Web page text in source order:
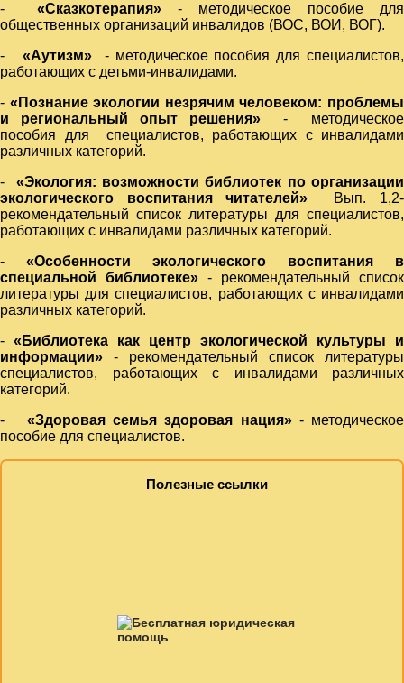
- «Сказкотерапия» - методическое пособие для
общественных организаций инвалидов (ВОС, ВОИ, ВОГ).
-«Аутизм» - методическое пособия для специалистов,
работающих с детьми-инвалидами.
- «Познание экологии незрячим человеком: проблемы
и региональный опыт решения»- методическое
пособия для специалистов, работающих с инвалидами
различных категорий.
-
«Экология: возможности библиотек по организации
экологического воспитания читателей»
Вып. 1,2-
рекомендательный список литературы для специалистов,
работающих с инвалидами различных категорий.
- «Особенности экологического воспитания в
специальной библиотеке» - рекомендательный список
литературы для специалистов, работающих с инвалидами
различных категорий.
- «Библиотека как центр экологической культуры и
информации» - рекомендательный список литературы
специалистов, работающих с инвалидами различных
категорий.
- «Здоровая семья здоровая нация»- методическое
пособие для специалистов.
Полезные ссылки